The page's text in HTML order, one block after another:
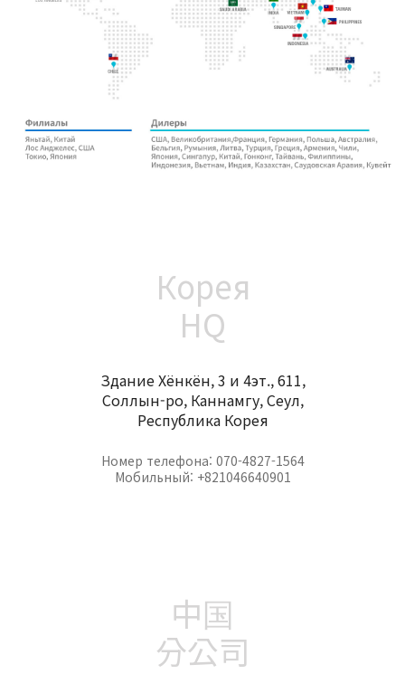
Корея
HQ
Здание Хёнкён, 3 и 4эт., 611,
Соллын-ро, Каннамгу, Сеул,
Республика Корея
Номер телефона: 070-4827-1564
Мобильный: +821046640901
中国
分公司